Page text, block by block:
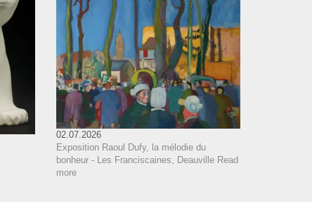
02.07.2026
Exposition Raoul Dufy, la mélodie du
bonheur - Les Franciscaines, Deauville Read
more